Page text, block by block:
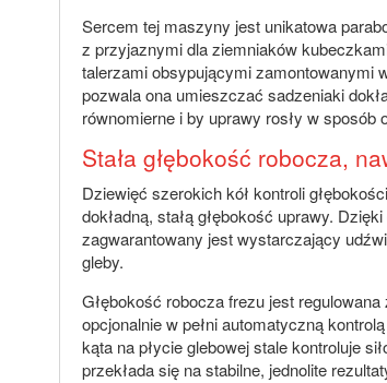
Sercem tej maszyny jest unikatowa
z przyjaznymi dla ziemniaków
talerzami obsypującymi zamontowanymi
pozwala ona umieszczać sadzeniaki
równomierne i by uprawy rosły w sposób
Stała głębokość robocza,
Dziewięć szerokich kół kontroli
dokładną, stałą głębokość uprawy.
zagwarantowany jest wystarczający
gleby.
Głębokość robocza frezu jest
opcjonalnie w pełni automatyczną
kąta na płycie glebowej stale kontroluje
przekłada się na stabilne, jednolite